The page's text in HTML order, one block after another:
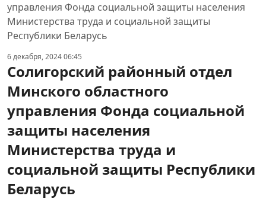
управления Фонда социальной защиты населения
Министерства труда и социальной защиты
Республики Беларусь
6 декабря, 2024 06:45
Солигорский районный отдел
Минского областного
управления Фонда социальной
защиты населения
Министерства труда и
социальной защиты Республики
Беларусь
Способы подачи электронных
обращений
Профилактика насилия в семье
Социальная реклама (листовки,
Памятка для людей с инвалидность.
Льготы, права и гарантии
Активное долголетие